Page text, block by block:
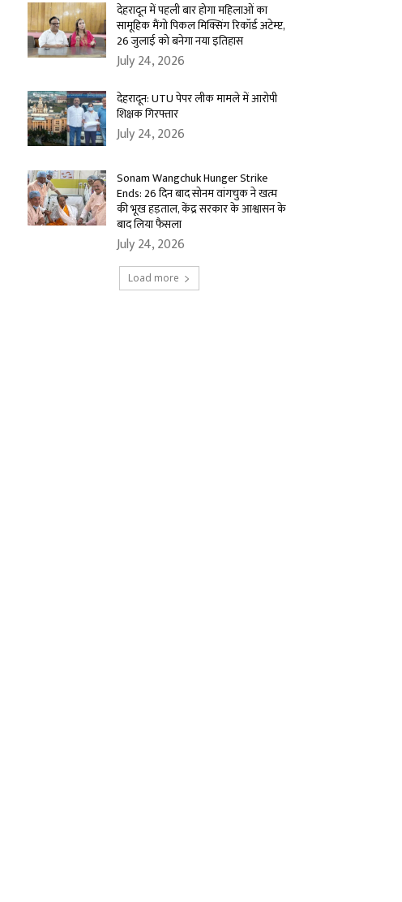
देहरादून में पहली बार होगा महिलाओं का
सामूहिक मैंगो पिकल मिक्सिंग रिकॉर्ड अटेम्प्ट,
26 जुलाई को बनेगा नया इतिहास
July 24, 2026
देहरादून: UTU पेपर लीक मामले में आरोपी
शिक्षक गिरफ्तार
July 24, 2026
Sonam Wangchuk Hunger Strike
Ends: 26 दिन बाद सोनम वांगचुक ने खत्म
की भूख हड़ताल, केंद्र सरकार के आश्वासन के
बाद लिया फैसला
July 24, 2026
Load more